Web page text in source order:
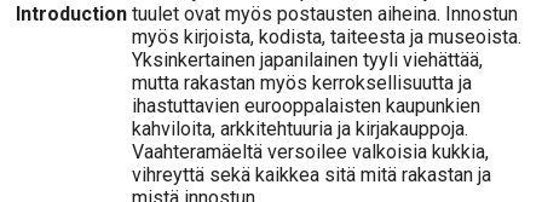
Introduction tuulet ovat myös postausten aiheina. Innostun
myös kirjoista, kodista, taiteesta ja museoista.
Yksinkertainen japanilainen tyyli viehättää,
mutta rakastan myös kerroksellisuutta ja
ihastuttavien eurooppalaisten kaupunkien
kahviloita, arkkitehtuuria ja kirjakauppoja.
Vaahteramäeltä versoilee valkoisia kukkia,
vihreyttä sekä kaikkea sitä mitä rakastan ja
mistä innostun.